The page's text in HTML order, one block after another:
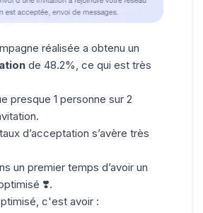
réalisée a obtenu un
de 48.2%, ce qui est très
presque 1 personne sur 2
d’acceptation s’avère très
un premier temps d’avoir un
❣️.
c'est avoir :